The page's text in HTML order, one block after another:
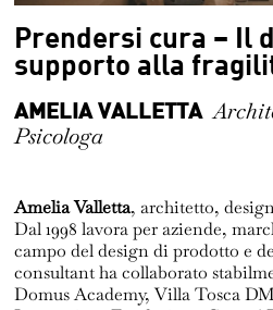
Prendersi cura – Il
supporto alla
AMELIA VALLETTA
Psicologa
Amelia Valletta, architetto,
Dal 1998 lavora per aziende,
campo del design di prodotto e
consultant ha collaborato
Domus Academy, Villa Tosca